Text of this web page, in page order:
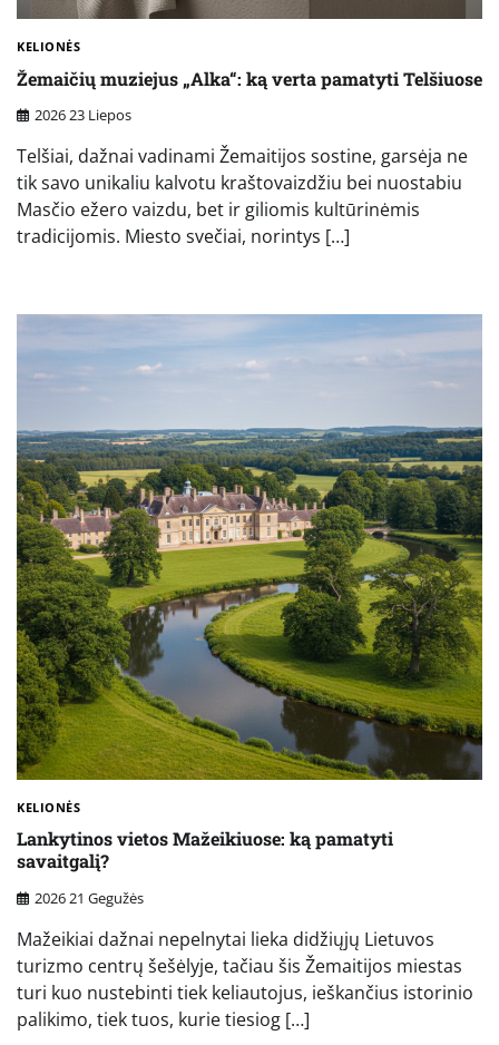
KELIONĖS
Žemaičių muziejus „Alka“: ką verta pamatyti Telšiuose
2026 23 Liepos
Telšiai, dažnai vadinami Žemaitijos sostine, garsėja ne
tik savo unikaliu kalvotu kraštovaizdžiu bei nuostabiu
Masčio ežero vaizdu, bet ir giliomis kultūrinėmis
tradicijomis. Miesto svečiai, norintys […]
KELIONĖS
Lankytinos vietos Mažeikiuose: ką pamatyti
savaitgalį?
2026 21 Gegužės
Mažeikiai dažnai nepelnytai lieka didžiųjų Lietuvos
turizmo centrų šešėlyje, tačiau šis Žemaitijos miestas
turi kuo nustebinti tiek keliautojus, ieškančius istorinio
palikimo, tiek tuos, kurie tiesiog […]